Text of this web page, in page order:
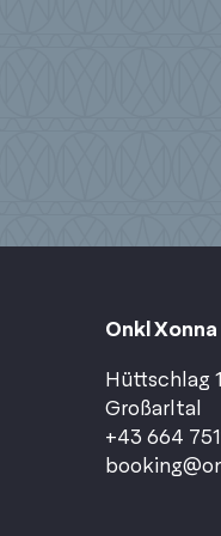
Onkl Xonna
Hüttschlag
Großarltal
+43 664